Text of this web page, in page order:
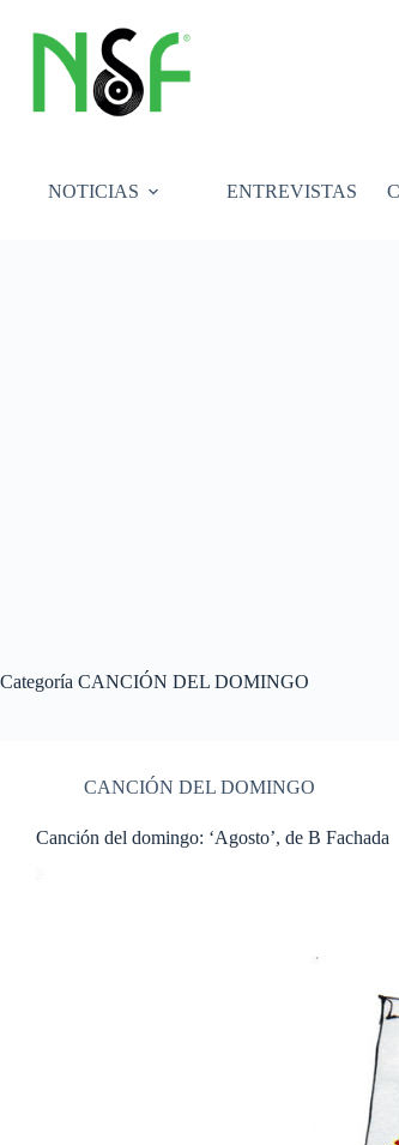
contenido
NOTICIAS ENTREVISTAS
Categoría CANCIÓN DEL DOMINGO
CANCIÓN DEL DOMINGO
Canción del domingo: ‘Agosto’, de B Fachada